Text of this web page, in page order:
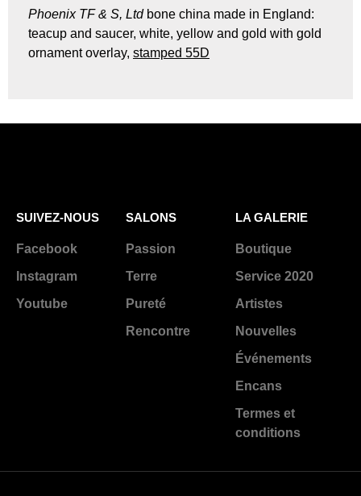
Phoenix TF & S, Ltd bone china made in England:
teacup and saucer, white, yellow and gold with gold
ornament overlay, stamped 55D
SUIVEZ-NOUS
Facebook
Instagram
Youtube
SALONS
Passion
Terre
Pureté
Rencontre
LA GALERIE
Boutique
Service 2020
Artistes
Nouvelles
Événements
Encans
Termes et
conditions